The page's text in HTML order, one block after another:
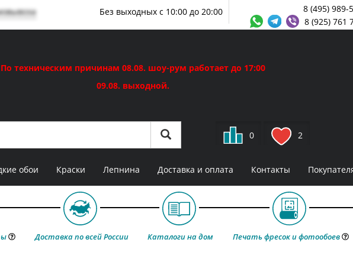
8 (495) 989-
8 (925) 761
Без выходных с 10:00 до 20:00
По техническим причинам 08.08. шоу-рум работает до 17:00
09.08. выходной.
0 2
обои Краски Лепнина Доставка и оплата Контакты
Доставка по всей России Каталоги на дом Печать фресок и фотообоев